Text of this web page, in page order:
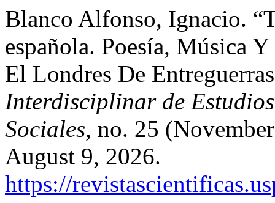
Blanco Alfonso, Ignacio.
española. Poesía, Música
El Londres De
Interdisciplinar de
Sociales, no. 25
August 9, 2026.
https://